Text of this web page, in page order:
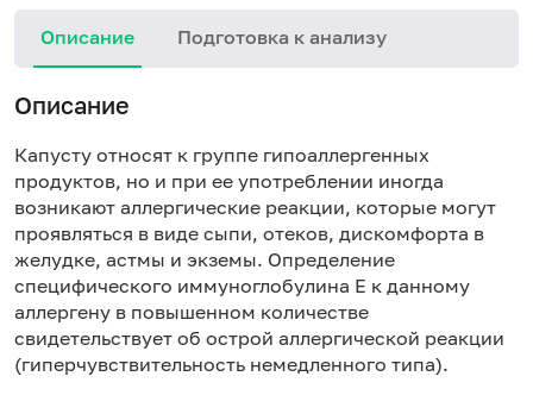
Описание Подготовка к анализу
Описание
Капусту относят к группе гипоаллергенных
продуктов, но и при ее употреблении иногда
возникают аллергические реакции, которые могут
проявляться в виде сыпи, отеков, дискомфорта в
желудке, астмы и экземы. Определение
специфического иммуноглобулина Е к данному
аллергену в повышенном количестве
свидетельствует об острой аллергической реакции
(гиперчувствительность немедленного типа).